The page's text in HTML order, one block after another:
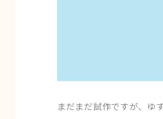
まだまだ試作ですが、ゆ